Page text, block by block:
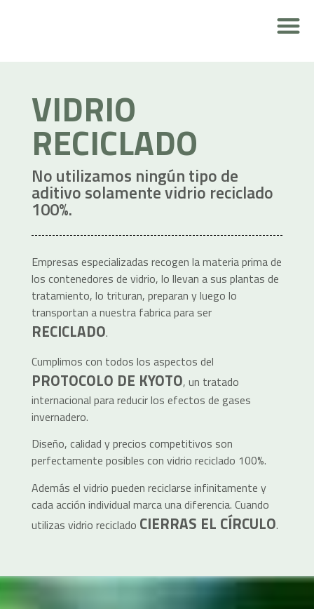
VIDRIO
RECICLADO
No utilizamos ningún tipo de
aditivo solamente vidrio reciclado
100%.
los contenedores de vidrio, lo llevan a sus plantas de
tratamiento, lo trituran, preparan y luego lo
transportan a nuestra fabrica para ser
RECICLADO.
PROTOCOLO DE KYOTO, un tratado
internacional para reducir los efectos de gases
invernadero.
perfectamente posibles con vidrio reciclado 100%.
cada acción individual marca una diferencia. Cuando
utilizas vidrio recicladoCIERRAS EL CÍRCULO